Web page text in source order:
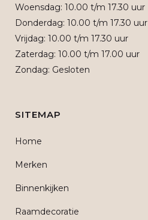
Woensdag: 10.00 t/m 17.30 uur
Donderdag: 10.00 t/m 17.30 uur
Vrijdag: 10.00 t/m 17.30 uur
Zaterdag: 10.00 t/m 17.00 uur
Zondag: Gesloten
SITEMAP
Home
Merken
Binnenkijken
Raamdecoratie